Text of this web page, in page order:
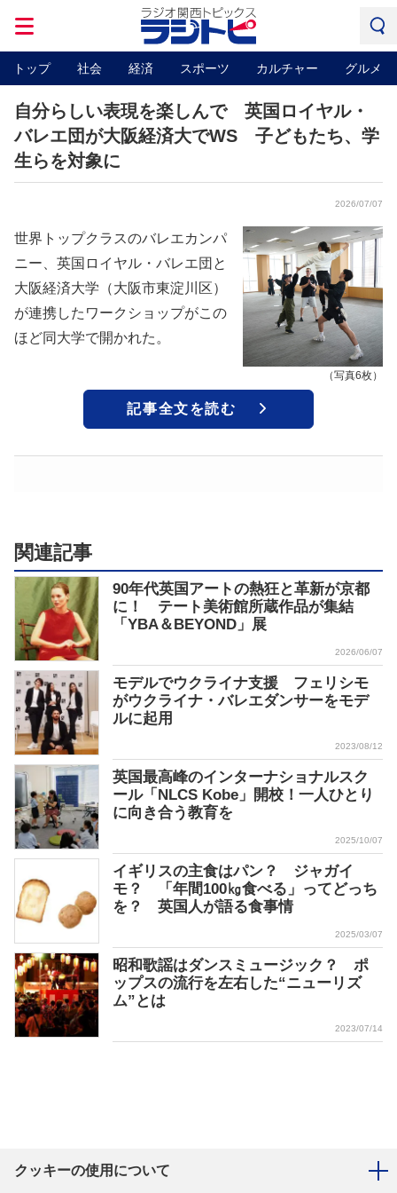
トップ 社会 経済 スポーツ カルチャー グルメ
自分らしい表現を楽しんで 英国ロイヤル・
バレエ団が大阪経済大でWS 子どもたち、学
生らを対象に
2026/07/07
（写真6枚）
世界トップクラスのバレエカンパ
ニー、英国ロイヤル・バレエ団と
大阪経済大学（大阪市東淀川区）
が連携したワークショップがこの
ほど同大学で開かれた。
記事全文を読む
関連記事
90年代英国アートの熱狂と革新が京都
に！ テート美術館所蔵作品が集結
「YBA＆BEYOND」展
2026/06/07
モデルでウクライナ支援 フェリシモ
がウクライナ・バレエダンサーをモデ
ルに起用
2023/08/12
英国最高峰のインターナショナルスク
ール「NLCS Kobe」開校！一人ひとり
に向き合う教育を
2025/10/07
イギリスの主食はパン？ ジャガイ
モ？ 「年間100㎏食べる」ってどっち
を？ 英国人が語る食事情
2025/03/07
昭和歌謡はダンスミュージック？ ポ
ップスの流行を左右した“ニューリズ
ム”とは
2023/07/14
クッキーの使用について